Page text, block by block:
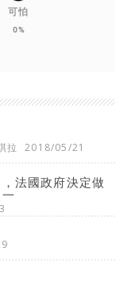
可怕
0%
拉 2018/05/21
法國政府決定做